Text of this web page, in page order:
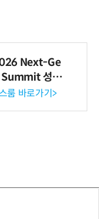
Next-Ge
성황
룸 바로가기>